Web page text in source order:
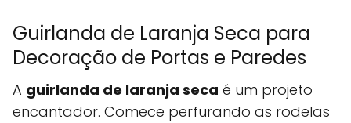
Guirlanda de Laranja Seca para
Decoração de Portas e Paredes
A guirlanda de laranja seca é um projeto
encantador. Comece perfurando as rodelas